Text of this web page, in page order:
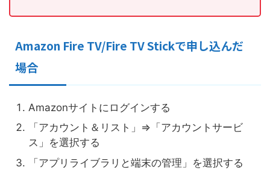
Amazon Fire TV/Fire TV Stickで申し込んだ
場合
Amazonサイトにログインする
「アカウント＆リスト」⇒「アカウントサービ
ス」を選択する
「アプリライブラリと端末の管理」を選択する